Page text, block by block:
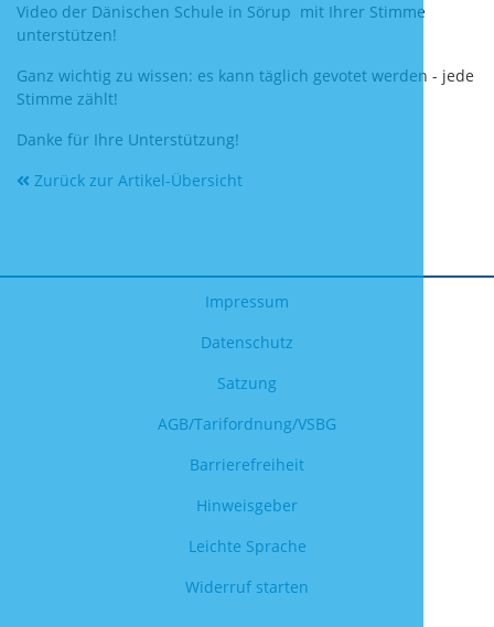
Video der Dänischen Schule in Sörup mit Ihrer Stimme
unterstützen!
Ganz wichtig zu wissen: es kann täglich gevotet werden - jede
Stimme zählt!
Danke für Ihre Unterstützung!
Zurück zur Artikel-Übersicht
Impressum
Datenschutz
Satzung
AGB/Tarifordnung/VSBG
Barrierefreiheit
Hinweisgeber
Leichte Sprache
Widerruf starten